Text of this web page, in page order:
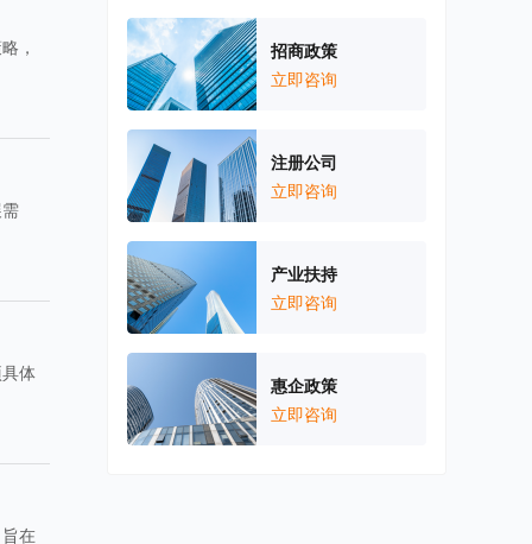
，
体
在
招商政策
立即咨询
注册公司
立即咨询
产业扶持
立即咨询
惠企政策
立即咨询